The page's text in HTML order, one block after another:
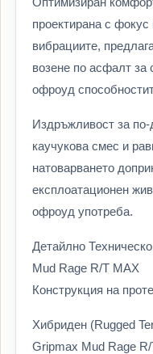
проектирана с
вибрациите,
возене по асфалт за
офроуд
Издръжливост за
каучукова смес и
натоварването
експлоатационен
офроуд употреба.
Детайлно
Mud Rage R/T MAX
Конструкция на
Хибриден (Rugged
Gripmax Mud Rage